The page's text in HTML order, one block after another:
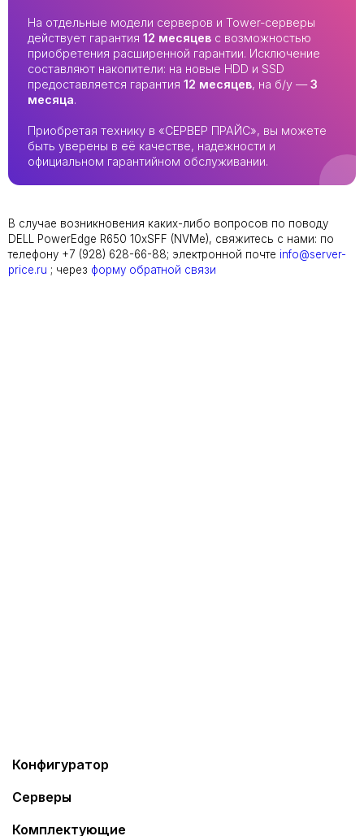
На отдельные модели серверов и Tower-серверы
действует гарантия 12 месяцев с возможностью
приобретения расширенной гарантии. Исключение
составляют накопители: на новые HDD и SSD
предоставляется гарантия 12 месяцев, на б/у —3
месяца.
Приобретая технику в «СЕРВЕР ПРАЙС», вы можете
быть уверены в её качестве, надежности и
официальном гарантийном обслуживании.
В случае возникновения каких-либо вопросов по поводу
DELL PowerEdge R650 10xSFF (NVMe), свяжитесь с нами: по
телефону +7 (928) 628-66-88; электронной почте info@server-
price.ru ; через форму обратной связи
Конфигуратор
Серверы
Комплектующие